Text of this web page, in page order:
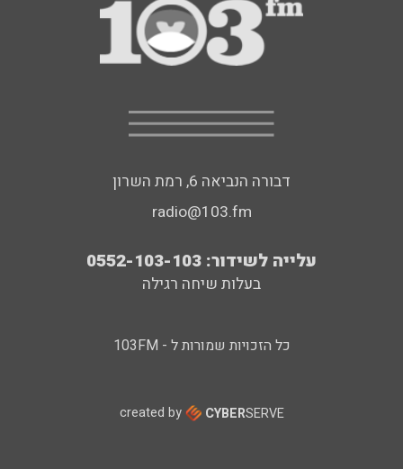
דבורה הנביאה 6, רמת השרון
radio@103.fm
עלייה לשידור: 0552-103-103
בעלות שיחה רגילה
כל הזכויות שמורות ל - 103FM
created by CYBERSERVE